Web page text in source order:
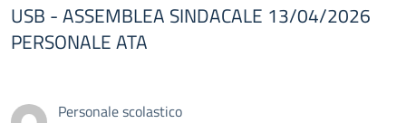
USB - ASSEMBLEA SINDACALE 13/04/2026
PERSONALE ATA
Personale scolastico